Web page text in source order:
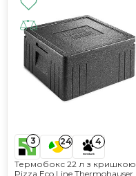
3 24 4
Термобокс 22 л з кришкою
Pizza Eco Line Thermohauser